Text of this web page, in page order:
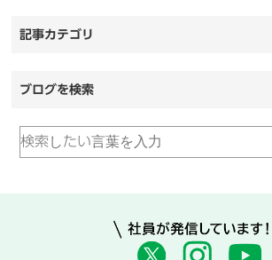
記事カテゴリ
ブログを検索